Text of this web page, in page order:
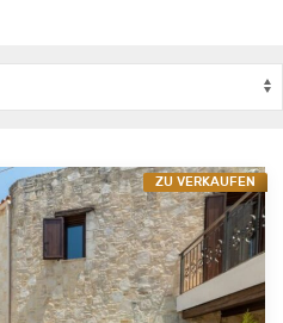
ZU VERKAUFEN